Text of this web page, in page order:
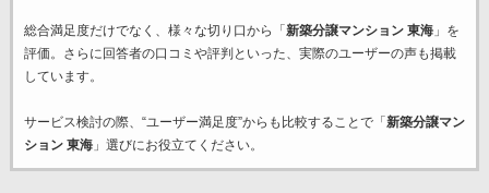
総合満足度だけでなく、様々な切り口から「 新築分譲マンション 東海」を
評価。さらに回答者の口コミや評判といった、実際のユーザーの声も掲載
しています。
サービス検討の際、“ユーザー満足度”からも比較することで「 新築分譲マン
ション 東海」選びにお役立てください。